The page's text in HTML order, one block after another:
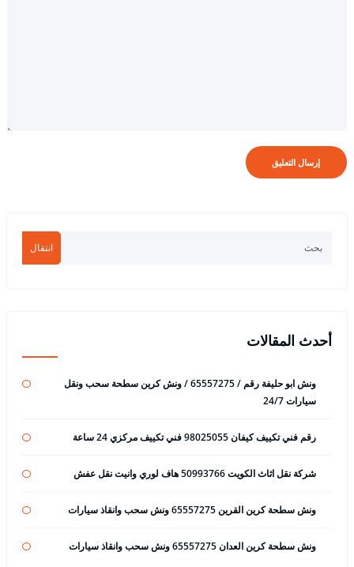
انتقال
أحدث المقالات
ونش ابو حليفة رقم / 65557275 / ونش كرين سطحة سحب ونقل
سيارات 24/7
رقم فني تكييف كيفان 98025055 فني تكييف مركزي 24 ساعة
شركة نقل اثاث الكويت 50993766 هاف لوري وانيت نقل عفش
ونش سطحة كرين القرين 65557275 ونش سحب وانقاذ سيارات
ونش سطحة كرين العدان 65557275 ونش سحب وانقاذ سيارات